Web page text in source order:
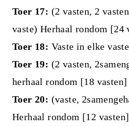
Toer 17: (2 vasten, 2
vaste) Herhaal rondom [24
Toer 18: Vaste in elke
Toer 19: (2 vasten,
herhaal rondom [18 vasten]
Toer 20: (vaste,
Herhaal rondom [12 vasten]